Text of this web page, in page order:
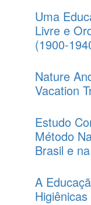
Uma
Livre e
(1900-
Nature
Vacation
Estudo
Método
Brasil e
A